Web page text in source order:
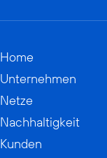
Home
Unternehmen
Netze
Nachhaltigkeit
Kunden